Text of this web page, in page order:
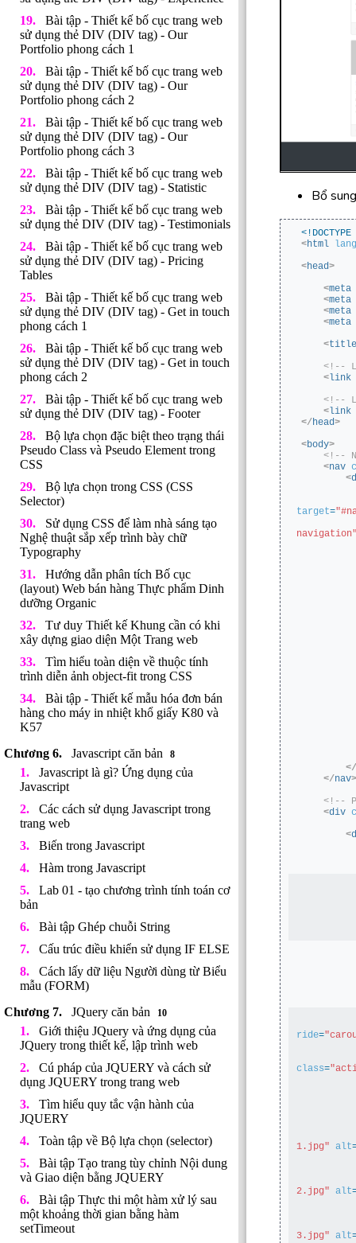
Bài tập - Thiết kế bố cục trang web
sử dụng thẻ DIV (DIV tag) - Our
Portfolio phong cách 1
Bài tập - Thiết kế bố cục trang web
sử dụng thẻ DIV (DIV tag) - Our
Portfolio phong cách 2
Bài tập - Thiết kế bố cục trang web
sử dụng thẻ DIV (DIV tag) - Our
Portfolio phong cách 3
Bài tập - Thiết kế bố cục trang web
sử dụng thẻ DIV (DIV tag) - Statistic
Bài tập - Thiết kế bố cục trang web
sử dụng thẻ DIV (DIV tag) - Testimonials
Bài tập - Thiết kế bố cục trang web
sử dụng thẻ DIV (DIV tag) - Pricing
Tables
Bài tập - Thiết kế bố cục trang web
sử dụng thẻ DIV (DIV tag) - Get in touch
phong cách 1
Bài tập - Thiết kế bố cục trang web
sử dụng thẻ DIV (DIV tag) - Get in touch
phong cách 2
Bài tập - Thiết kế bố cục trang web
sử dụng thẻ DIV (DIV tag) - Footer
Bộ lựa chọn đặc biệt theo trạng thái
Pseudo Class và Pseudo Element trong
CSS
Bộ lựa chọn trong CSS (CSS
Selector)
Sử dụng CSS để làm nhà sáng tạo
Nghệ thuật sắp xếp trình bày chữ
Typography
Hướng dẫn phân tích Bố cục
(layout) Web bán hàng Thực phẩm Dinh
dưỡng Organic
Tư duy Thiết kế Khung cần có khi
xây dựng giao diện Một Trang web
Tìm hiểu toàn diện về thuộc tính
trình diễn ảnh object-fit trong CSS
Bài tập - Thiết kế mẫu hóa đơn bán
hàng cho máy in nhiệt khổ giấy K80 và
K57
Javascript căn bản
8
Javascript là gì? Ứng dụng của
Javascript
Các cách sử dụng Javascript trong
trang web
Biến trong Javascript
Hàm trong Javascript
Lab 01 - tạo chương trình tính toán cơ
bản
Bài tập Ghép chuỗi String
Cấu trúc điều khiển sử dụng IF ELSE
Cách lấy dữ liệu Người dùng từ Biểu
mẫu (FORM)
JQuery căn bản
10
Giới thiệu JQuery và ứng dụng của
JQuery trong thiết kế, lập trình web
Cú pháp của JQUERY và cách sử
dụng JQUERY trong trang web
Tìm hiểu quy tắc vận hành của
JQUERY
Toàn tập về Bộ lựa chọn (selector)
Bài tập Tạo trang tùy chỉnh Nội dung
và Giao diện bằng JQUERY
Bài tập Thực thi một hàm xử lý sau
một khoảng thời gian bằng hàm
setTimeout
Bổ
<html lang
<head>
<meta
<meta
<meta
<meta
<title
<!--
<link
<!--
<link
</ head>
<body>
<!--
<nav
<
target=
</
</nav>
<!--
<div
<
ride=
class=
1.jpg" alt
2.jpg" alt
3.jpg" alt